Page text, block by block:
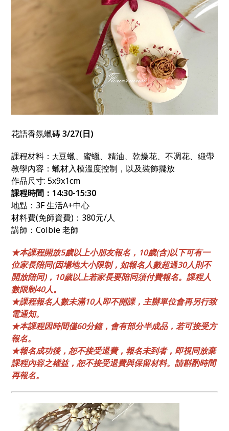
花語香氛蠟磚3/27(日)
課程材料： 大豆蠟、蜜蠟、精油、乾燥花、不凋花、緞帶
教學內容：蠟材入模溫度控制，以及裝飾擺放
作品尺寸: 5x9x1cm
課程時間：14:30-15:30
地點：3F 生活A+中心
材料費(免師資費)：380元/人
講師：Colbie 老師
★本課程開放5歲以上小朋友報名，10歲(含)以下可有一
位家長陪同(因場地大小限制，如報名人數超過30人則不
開放陪同)，10歲以上若家長要陪同須付費報名。課程人
數限制40人。
★課程報名人數未滿10人即不開課，主辦單位會再另行致
電通知。
★本課程因時間僅60分鐘，會有部分半成品，若可接受方
報名。
★報名成功後，恕不接受退費，報名未到者，即視同放棄
課程內容之權益，恕不接受退費與保留材料。請斟酌時間
再報名。